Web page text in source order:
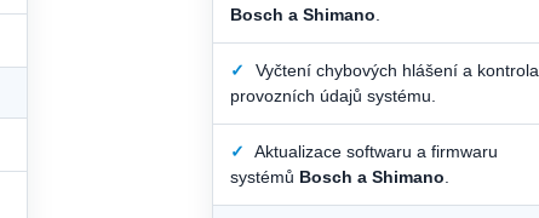
Bosch a Shimano
✓
Vyčtení chybových hlášení a kontrola
provozních údajů systému.
✓
Aktualizace softwaru a firmwaru
systémů Bosch a Shimano